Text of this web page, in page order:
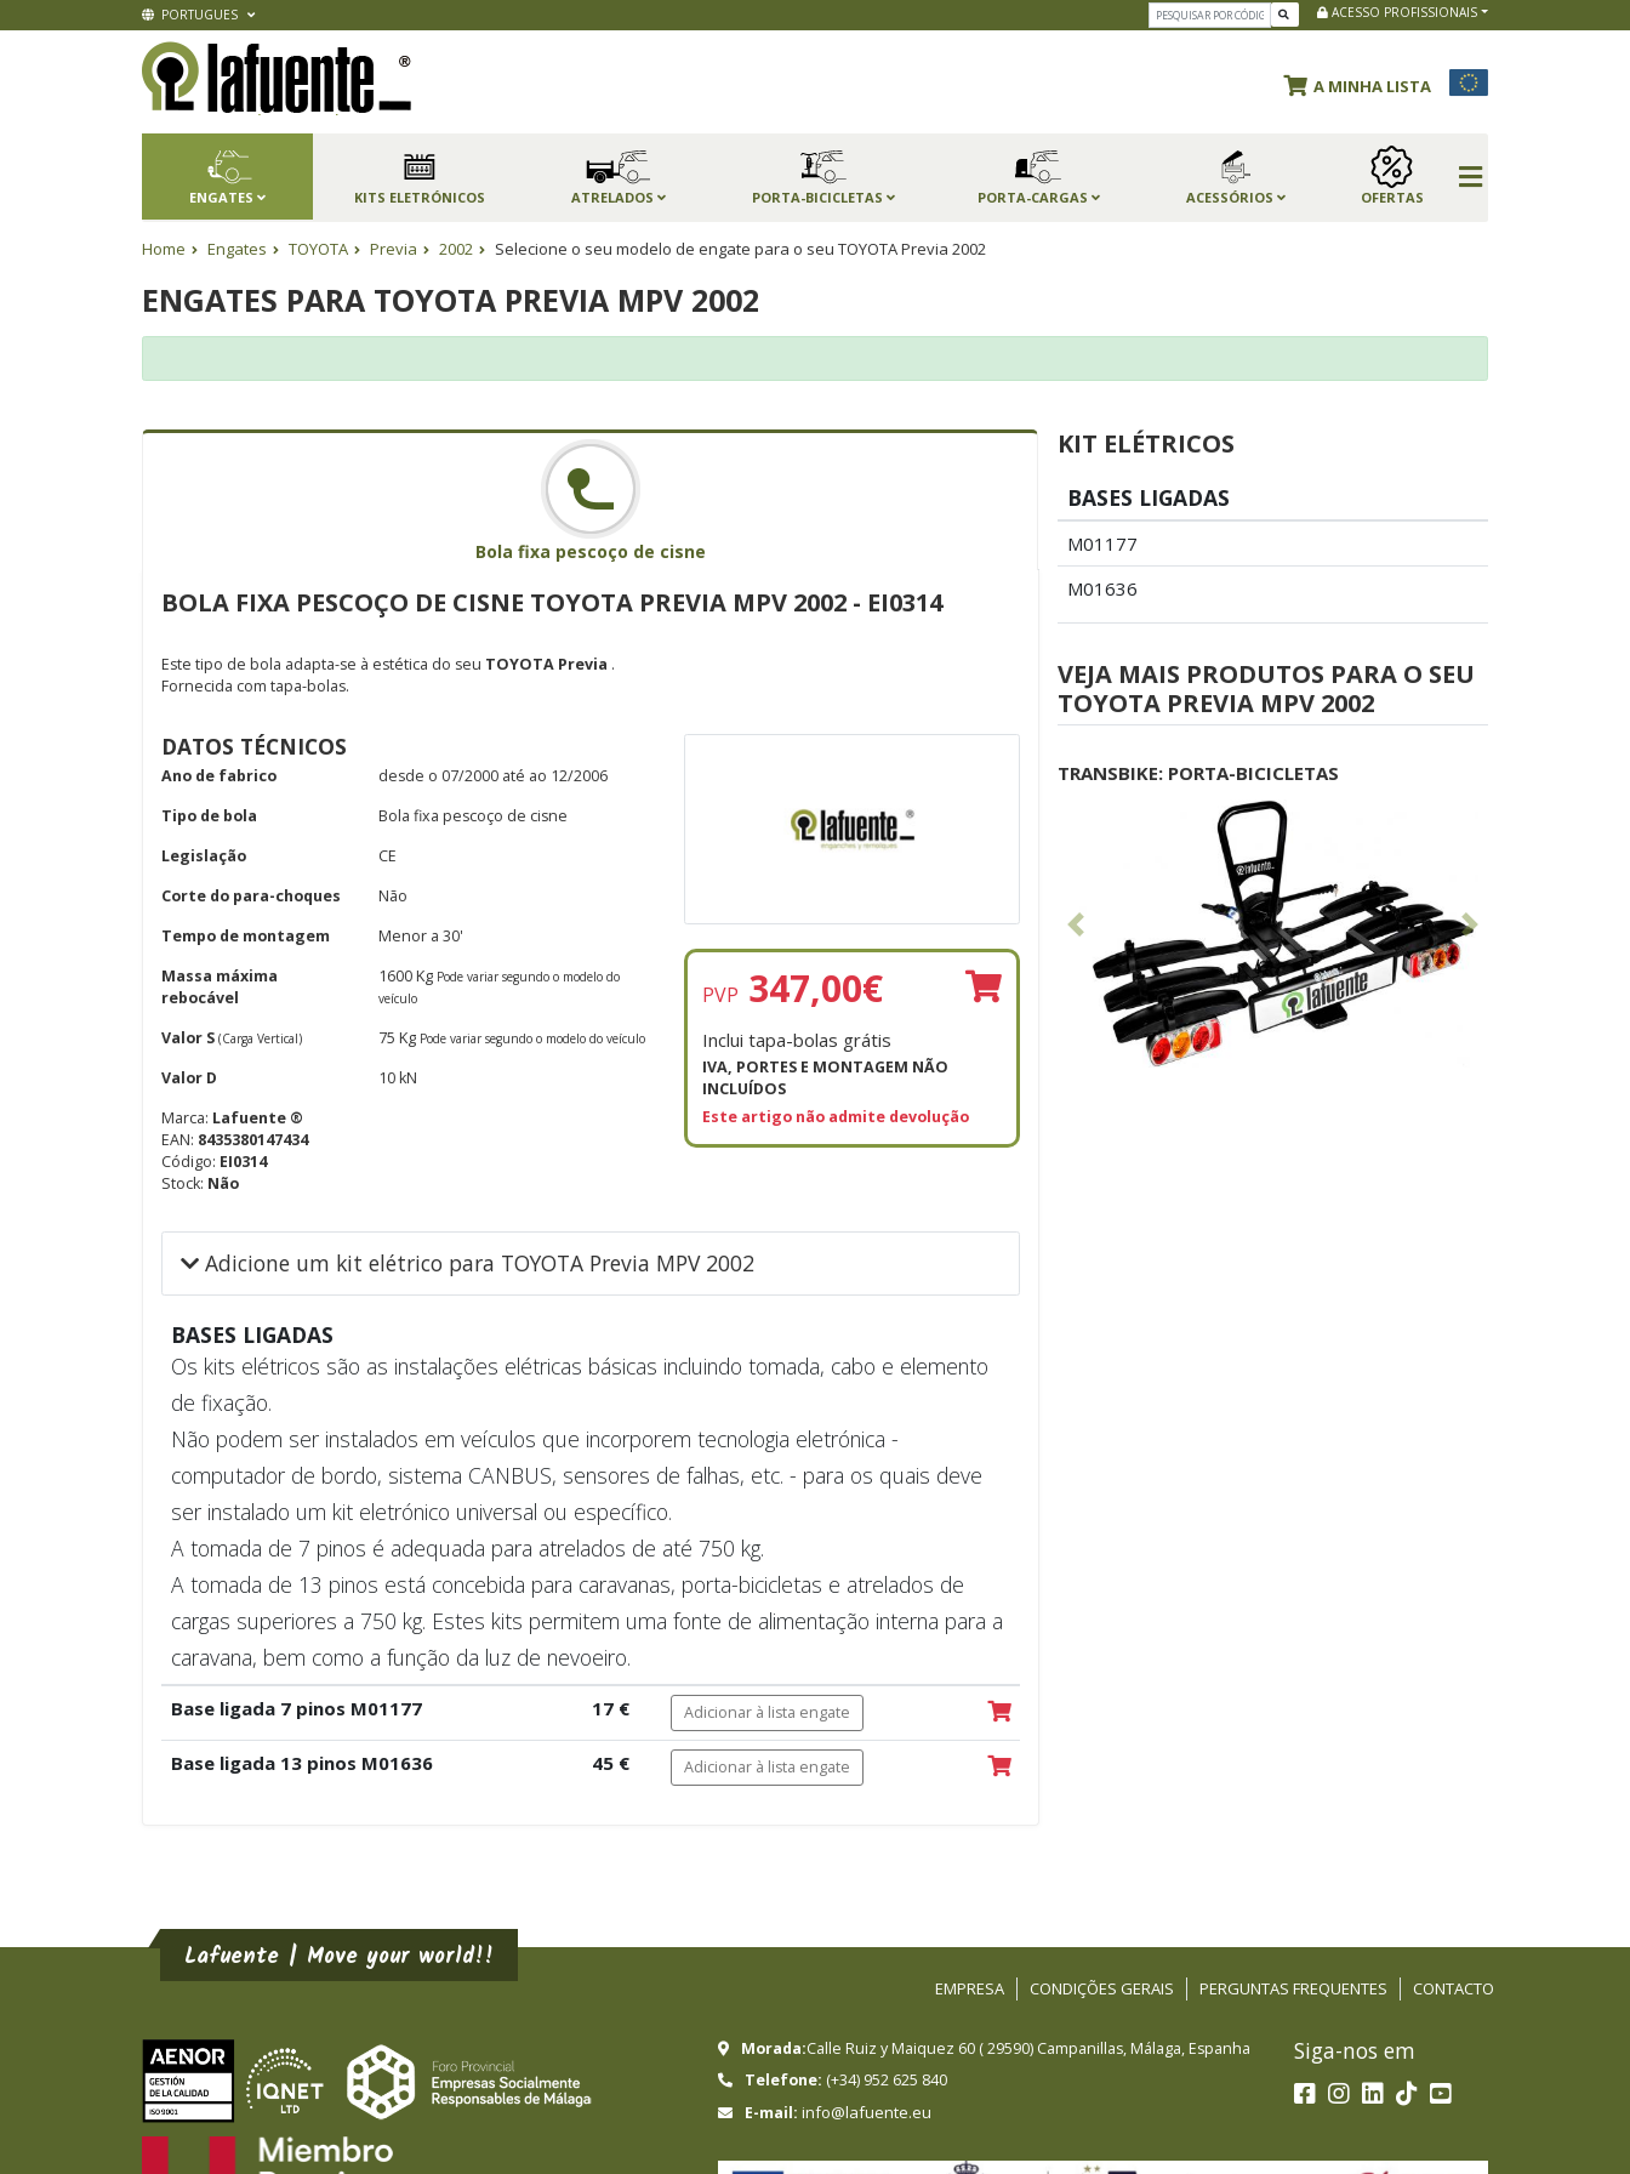
PORTUGUES ACESSO PROFISSIONAIS
A MINHA LISTA
ENGATES KITS ELETRÓNICOS ATRELADOS PORTA-BICICLETAS PORTA-CARGAS ACESSÓRIOS OFERTAS
Home Engates TOYOTA Previa 2002 Selecione o seu modelo de engate para o seu TOYOTA Previa 2002
ENGATES PARA TOYOTA PREVIA MPV 2002
Bola fixa pescoço de cisne
BOLA FIXA PESCOÇO DE CISNE TOYOTA PREVIA MPV 2002 - EI0314
Este tipo de bola adapta-se à estética do seu TOYOTA Previa .
Fornecida com tapa-bolas.
DATOS TÉCNICOS
Ano de fabrico
desde o 07/2000 até ao 12/2006
Tipo de bola
Bola fixa pescoço de cisne
Legislação
CE
Corte do para-choques
Não
Tempo de montagem
Menor a 30'
Massa máxima
rebocável
1600 Kg Pode variar segundo o modelo do
veículo
Valor S (Carga Vertical) 75 Kg Pode variar segundo o modelo do veículo
Valor D
10 kN
Marca: Lafuente ®
EAN: 8435380147434
Código: EI0314
Stock: Não
PVP 347,00€
Inclui tapa-bolas grátis
IVA, PORTES E MONTAGEM NÃO
INCLUÍDOS
Este artigo não admite devolução
Adicione um kit elétrico para TOYOTA Previa MPV 2002
BASES LIGADAS
Os kits elétricos são as instalações elétricas básicas incluindo tomada, cabo e elemento
de fixação.
Não podem ser instalados em veículos que incorporem tecnologia eletrónica -
computador de bordo, sistema CANBUS, sensores de falhas, etc. - para os quais deve
ser instalado um kit eletrónico universal ou específico.
A tomada de 7 pinos é adequada para atrelados de até 750 kg.
A tomada de 13 pinos está concebida para caravanas, porta-bicicletas e atrelados de
cargas superiores a 750 kg. Estes kits permitem uma fonte de alimentação interna para a
caravana, bem como a função da luz de nevoeiro.
Base ligada 7 pinos M01177 17 € Adicionar à lista engate
Base ligada 13 pinos M01636 45 € Adicionar à lista engate
KIT ELÉTRICOS
BASES LIGADAS
M01177
M01636
VEJA MAIS PRODUTOS PARA O SEU
TOYOTA PREVIA MPV 2002
TRANSBIKE: PORTA-BICICLETAS
Lafuente | Move your world!!
EMPRESA CONDIÇÕES GERAIS PERGUNTAS FREQUENTES CONTACTO
Morada:Calle Ruiz y Maiquez 60 (29590) Campanillas, Málaga, Espanha
Telefone: (+34) 952 625 840
E-mail: info@lafuente.eu
Siga-nos em